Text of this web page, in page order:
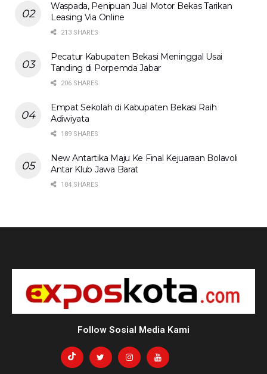
Waspada, Penipuan Jual Motor Bekas Tarikan
Leasing Via Online
213 SHARES
Pecatur Kabupaten Bekasi Meninggal Usai
Tanding di Porpemda Jabar
206 SHARES
Empat Sekolah di Kabupaten Bekasi Raih
Adiwiyata
189 SHARES
New Antartika Maju Ke Final Kejuaraan Bolavoli
Antar Klub Jawa Barat
184 SHARES
Follow Sosial Media Kami